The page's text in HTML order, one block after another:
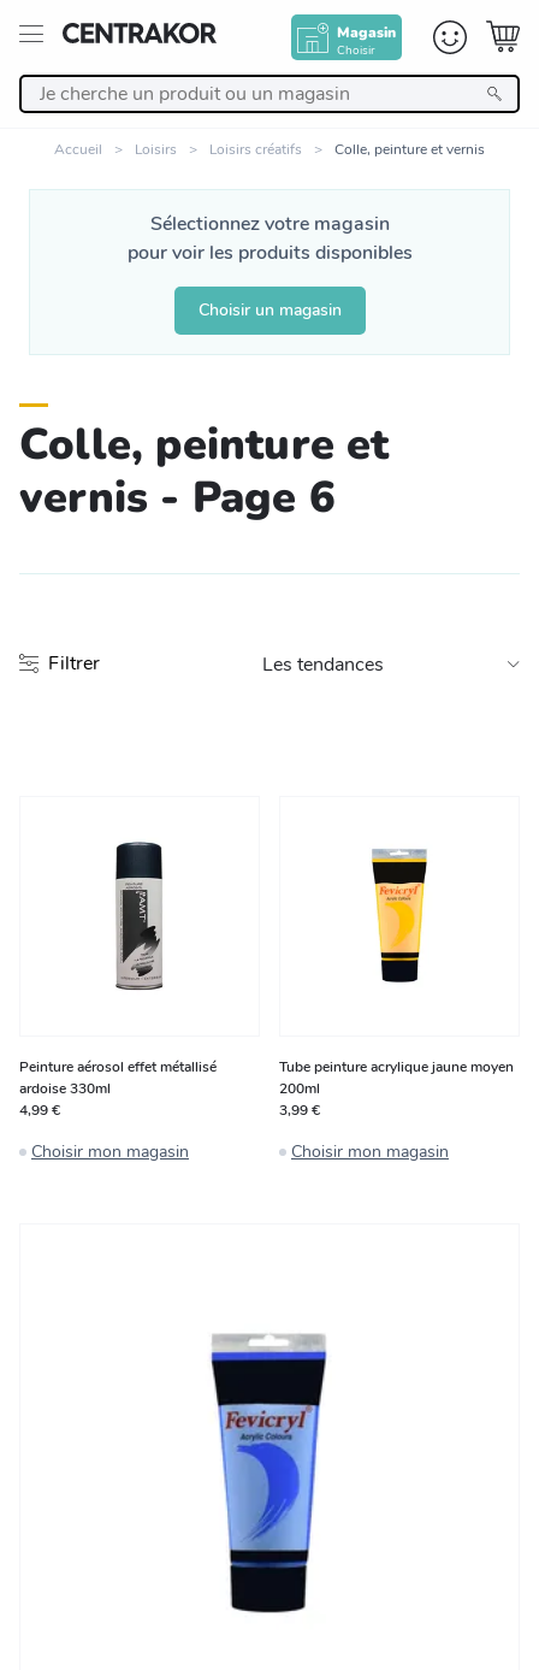
Magasin
Choisir
Nos Produits
Décoration
Linge de maison
Cuisine et art de la table
Salle de bain et beauté
Entretien et rangement
Accueil Loisirs Loisirs créatifs Colle, peinture et vernis
Sélectionnez votre magasin
pour voir les produits disponibles
Choisir un magasin
Colle, peinture et
vernis - Page 6
Filtrer
Peinture aérosol effet métallisé
ardoise 330ml
4,99 €
Choisir mon magasin
Tube peinture acrylique jaune moyen
200ml
3,99 €
Choisir mon magasin